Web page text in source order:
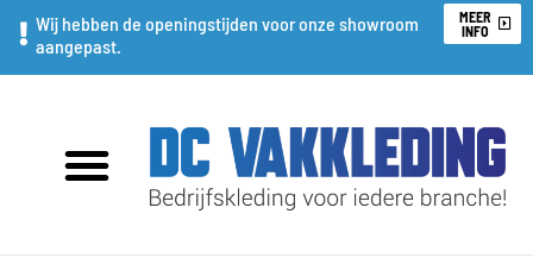
Ga
naar
Wij hebben de openingstijden voor onze showroom
aangepast.
MEER
INFO